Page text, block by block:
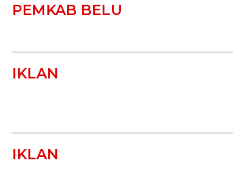
PEMKAB BELU
IKLAN
IKLAN